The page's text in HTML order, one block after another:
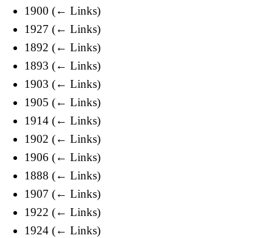
1900 (← Links)
1927 (← Links)
1892 (← Links)
1893 (← Links)
1903 (← Links)
1905 (← Links)
1914 (← Links)
1902 (← Links)
1906 (← Links)
1888 (← Links)
1907 (← Links)
1922 (← Links)
1924 (← Links)